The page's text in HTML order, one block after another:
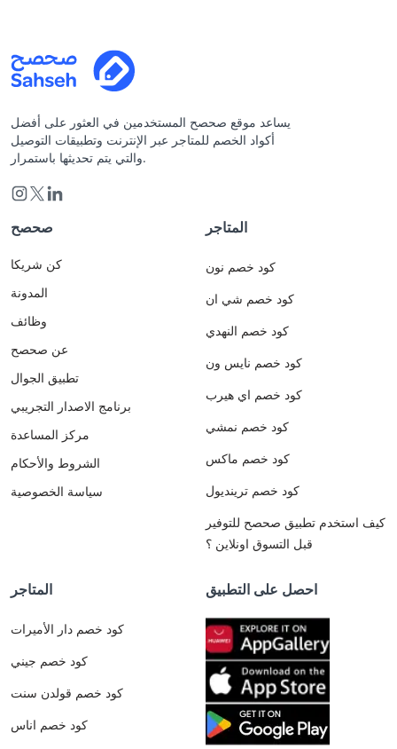
يساعد موقع صحصح المستخدمين في العثور على أفضل
أكواد الخصم للمتاجر عبر الإنترنت وتطبيقات التوصيل
والتي يتم تحديثها باستمرار.
صحصح
كن شريكا
المدونة
وظائف
عن صحصح
تطبيق الجوال
برنامج الاصدار التجريبي
مركز المساعدة
الشروط والأحكام
سياسة الخصوصية
المتاجر
كود خصم نون
كود خصم شي ان
كود خصم النهدي
كود خصم نايس ون
كود خصم اي هيرب
كود خصم نمشي
كود خصم ماكس
كود خصم ترينديول
كيف استخدم تطبيق صحصح للتوفير
قبل التسوق اونلاين ؟
المتاجر
كود خصم دار الأميرات
كود خصم جيني
كود خصم قولدن سنت
كود خصم اناس
احصل على التطبيق